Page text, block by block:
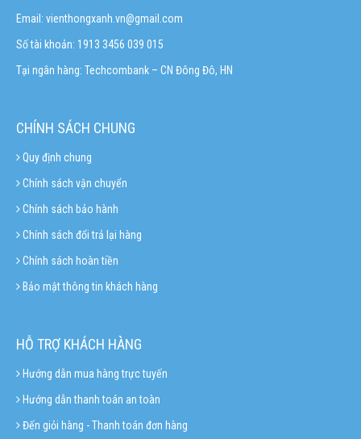
Email: vienthongxanh.vn@gmail.com
Số tài khoản: 1913 3456 039 015
Tại ngân hàng: Techcombank – CN Đông Đô, HN
CHÍNH SÁCH CHUNG
Quy định chung
Chính sách vận chuyển
Chính sách bảo hành
Chính sách đổi trả lại hàng
Chính sách hoàn tiền
Bảo mật thông tin khách hàng
HỖ TRỢ KHÁCH HÀNG
Hướng dẫn mua hàng trực tuyến
Hướng dẫn thanh toán an toàn
Đến giỏi hàng - Thanh toán đơn hàng